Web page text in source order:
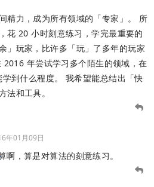
精力，成为所有领域的「专家」。 所
花 20 小时刻意练习，学完最重要的
」玩家，比许多「玩」了多年的玩家
2016 年尝试学习多个陌生的领域，在
到什么程度。 我希望能总结出「快
法和工具。
年01月09日
啊，算是对算法的刻意练习。